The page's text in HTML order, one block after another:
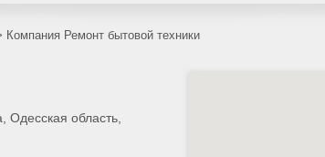
Компания Ремонт бытовой техники
Одесская область,